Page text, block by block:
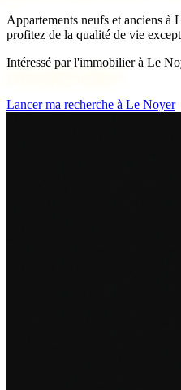
Appartements neufs et anciens à
profitez de la qualité de vie
Intéressé par l'immobilier à Le
Lancer ma recherche à Le Noyer